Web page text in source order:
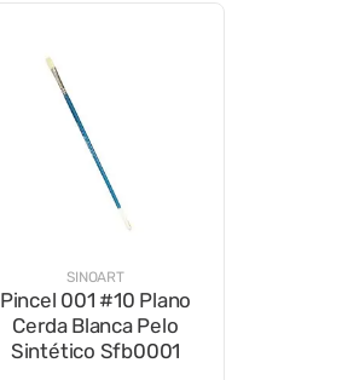
SINOART
Pincel 001 #10 Plano
Cerda Blanca Pelo
Sintético Sfb0001